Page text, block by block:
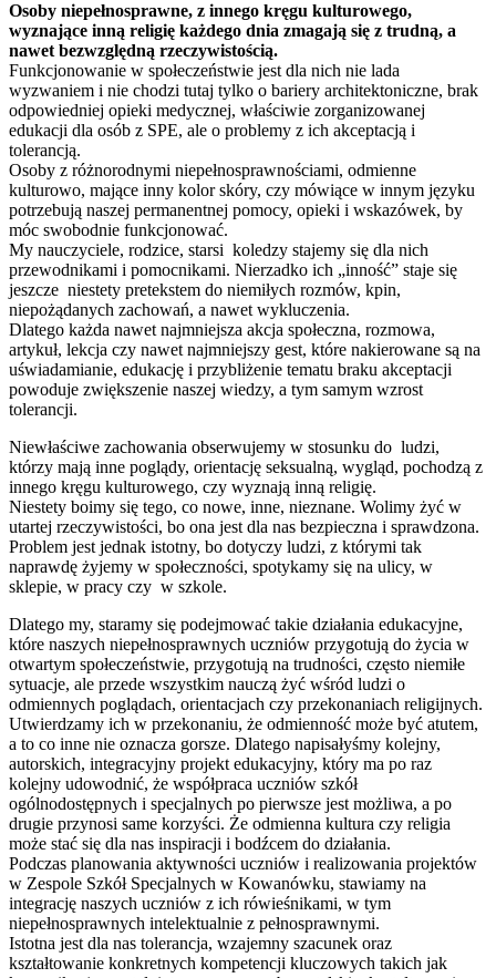
Osoby niepełnosprawne, z innego kręgu kulturowego,
wyznające inną religię każdego dnia zmagają się z trudną, a
nawet bezwzględną rzeczywistością.
Funkcjonowanie w społeczeństwie jest dla nich nie lada
wyzwaniem i nie chodzi tutaj tylko o bariery architektoniczne, brak
odpowiedniej opieki medycznej, właściwie zorganizowanej
edukacji dla osób z SPE, ale o problemy z ich akceptacją i
tolerancją.
Osoby z różnorodnymi niepełnosprawnościami, odmienne
kulturowo, mające inny kolor skóry, czy mówiące w innym języku
potrzebują naszej permanentnej pomocy, opieki i wskazówek, by
móc swobodnie funkcjonować.
My nauczyciele, rodzice, starsi koledzy stajemy się dla nich
przewodnikami i pomocnikami. Nierzadko ich „inność” staje się
jeszcze niestety pretekstem do niemiłych rozmów, kpin,
niepożądanych zachowań, a nawet wykluczenia.
Dlatego każda nawet najmniejsza akcja społeczna, rozmowa,
artykuł, lekcja czy nawet najmniejszy gest, które nakierowane są na
uświadamianie, edukację i przybliżenie tematu braku akceptacji
powoduje zwiększenie naszej wiedzy, a tym samym wzrost
tolerancji.
Niewłaściwe zachowania obserwujemy w stosunku do ludzi,
którzy mają inne poglądy, orientację seksualną, wygląd, pochodzą z
innego kręgu kulturowego, czy wyznają inną religię.
Niestety boimy się tego, co nowe, inne, nieznane. Wolimy żyć w
utartej rzeczywistości, bo ona jest dla nas bezpieczna i sprawdzona.
Problem jest jednak istotny, bo dotyczy ludzi, z którymi tak
naprawdę żyjemy w społeczności, spotykamy się na ulicy, w
sklepie, w pracy czy w szkole.
Dlatego my, staramy się podejmować takie działania edukacyjne,
które naszych niepełnosprawnych uczniów przygotują do życia w
otwartym społeczeństwie, przygotują na trudności, często niemiłe
sytuacje, ale przede wszystkim nauczą żyć wśród ludzi o
odmiennych poglądach, orientacjach czy przekonaniach religijnych.
Utwierdzamy ich w przekonaniu, że odmienność może być atutem,
a to co inne nie oznacza gorsze. Dlatego napisałyśmy kolejny,
autorskich, integracyjny projekt edukacyjny, który ma po raz
kolejny udowodnić, że współpraca uczniów szkół
ogólnodostępnych i specjalnych po pierwsze jest możliwa, a po
drugie przynosi same korzyści. Że odmienna kultura czy religia
może stać się dla nas inspiracji i bodźcem do działania.
Podczas planowania aktywności uczniów i realizowania projektów
w Zespole Szkół Specjalnych w Kowanówku, stawiamy na
integrację naszych uczniów z ich rówieśnikami, w tym
niepełnosprawnych intelektualnie z pełnosprawnymi.
Istotna jest dla nas tolerancja, wzajemny szacunek oraz
kształtowanie konkretnych kompetencji kluczowych takich jak